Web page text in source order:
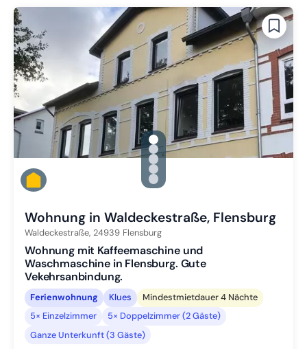
gallery.slide_selector
Zu Slide 1 wechseln
Zu Slide 2 wechseln
Zu Slide 3 wechseln
Zu Slide 4 wechseln
Zu Slide 5 wechseln
Wohnung in Waldeckestraße, Flensburg
Waldeckestraße, 24939 Flensburg
Wohnung mit Kaffeemaschine und
Waschmaschine in Flensburg. Gute
Vekehrsanbindung.
Ferienwohnung Klues
Mindestmietdauer 4 Nächte
5× Einzelzimmer
5× Doppelzimmer (2 Gäste)
Ganze Unterkunft (3 Gäste)